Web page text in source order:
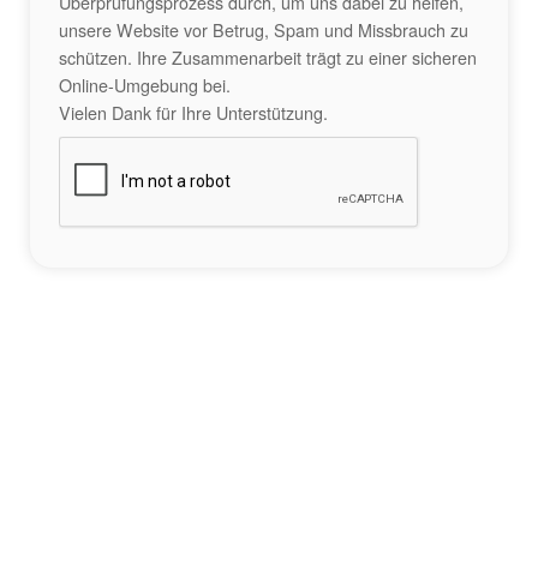
unsere Website vor Betrug, Spam und Missbrauch zu
schützen. Ihre Zusammenarbeit trägt zu einer sicheren
Online-Umgebung bei.
Vielen Dank für Ihre Unterstützung.